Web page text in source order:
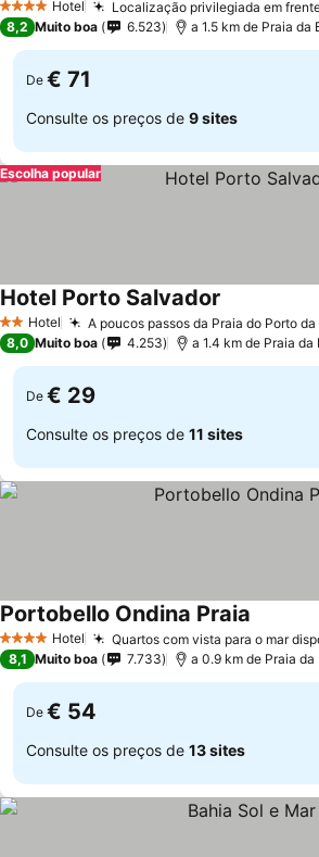
4 EstrelasHotel Localização privilegiada em
8,2 Muito boa 6.523 a 1.5 km de Praia da
De € 71
Consulte os preços de 9 sites
Escolha popular
2 Estrelas
Hotel A poucos passos da Praia do Porto da
Hotel Porto Salvador
8,0 Muito boa 4.253 a 1.4 km de Praia da
De € 29
Consulte os preços de 11 sites
4 EstrelasHotel Quartos com vista para o mar
Portobello Ondina Praia
8,1 Muito boa 7.733 a 0.9 km de Praia da
De € 54
Consulte os preços de 13 sites